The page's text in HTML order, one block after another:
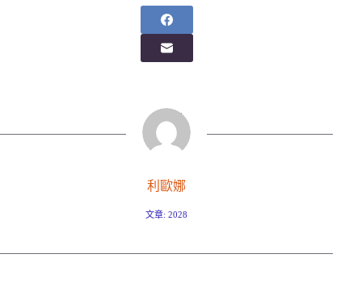
利歐娜
文章: 2028